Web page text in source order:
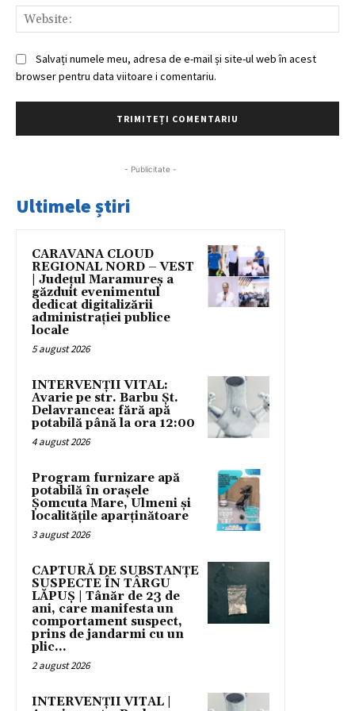
Salvați numele meu, adresa de e-mail și site-ul web în acest
browser pentru data viitoare i comentariu.
- Publicitate -
Ultimele știri
CARAVANA CLOUD
REGIONAL NORD – VEST
| Județul Maramureș a
găzduit evenimentul
dedicat digitalizării
administrației publice
locale
5 august 2026
INTERVENȚII VITAL:
Avarie pe str. Barbu Șt.
Delavrancea: fără apă
potabilă până la ora 12:00
4 august 2026
Program furnizare apă
potabilă în orașele
Șomcuta Mare, Ulmeni și
localitățile aparținătoare
3 august 2026
CAPTURĂ DE SUBSTANȚE
SUSPECTE ÎN TÂRGU
LĂPUȘ | Tânăr de 23 de
ani, care manifesta un
comportament suspect,
prins de jandarmi cu un
plic...
2 august 2026
INTERVENȚII VITAL |